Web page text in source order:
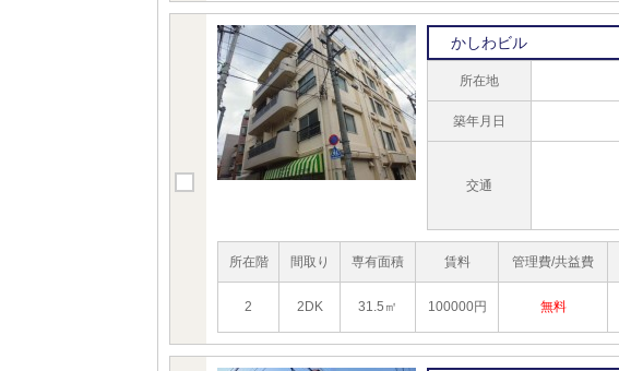
かしわビル
所在地
築年月日
交通
所在階 間取り 専有面積 賃料 管理費/共益費
2 2DK 31.5㎡ 100000円 無料